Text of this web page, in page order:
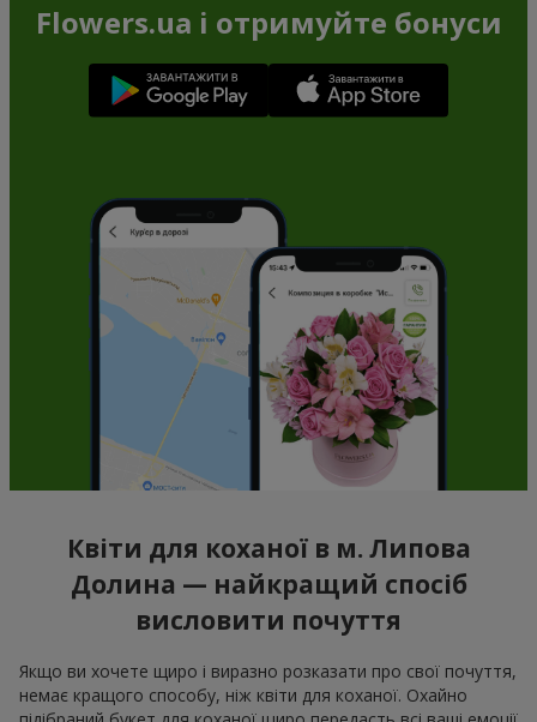
Flowers.ua і отримуйте бонуси
Квіти для коханої в м. Липова
Долина — найкращий спосіб
висловити почуття
Якщо ви хочете щиро і виразно розказати про свої почуття,
немає кращого способу, ніж квіти для коханої. Охайно